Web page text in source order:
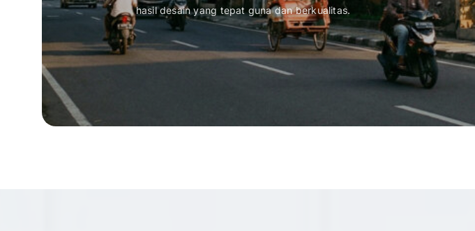
hasil desain yang tepat guna dan berkualitas.